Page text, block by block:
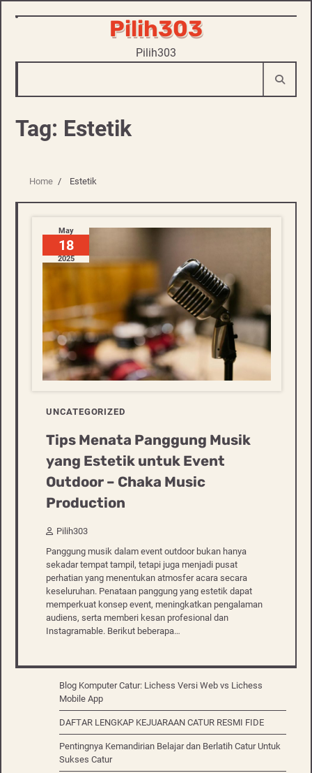
Skip
Pilih303
Pilih303
Tag: Estetik
Home Estetik
May
18
2025
UNCATEGORIZED
Tips Menata Panggung Musik
yang Estetik untuk Event
Outdoor – Chaka Music
Production
Pilih303
Panggung musik dalam event outdoor bukan hanya
sekadar tempat tampil, tetapi juga menjadi pusat
perhatian yang menentukan atmosfer acara secara
keseluruhan. Penataan panggung yang estetik dapat
memperkuat konsep event, meningkatkan pengalaman
audiens, serta memberi kesan profesional dan
Instagramable. Berikut beberapa…
Blog Komputer Catur: Lichess Versi Web vs Lichess
Mobile App
DAFTAR LENGKAP KEJUARAAN CATUR RESMI FIDE
Pentingnya Kemandirian Belajar dan Berlatih Catur Untuk
Sukses Catur